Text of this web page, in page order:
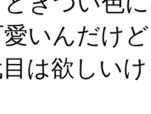
いんだけ
は欲しい